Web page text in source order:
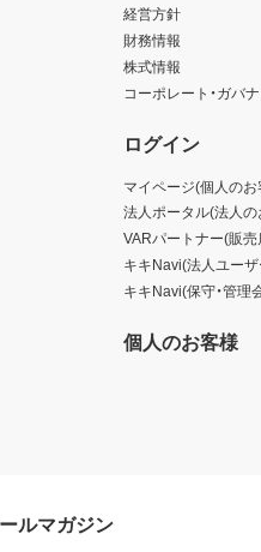
経営方針
財務情報
株式情報
コーポレート・ガバ
ログイン
マイページ(個人の
法人ポータル(法人
VARパートナー(販
キキNavi(法人ユー
キキNavi(保守・管理
個人のお客様
ルマガジン